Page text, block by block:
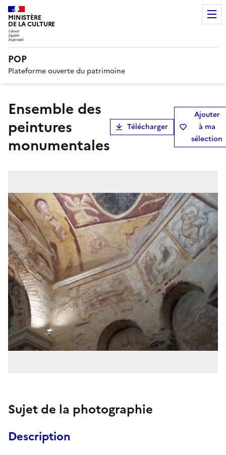
MINISTÈRE
DE LA CULTURE
POP
Plateforme ouverte du patrimoine
ensemble des
peintures
monumentales
Télécharger
Ajouter
à ma
sélection
Sujet de la photographie
Description